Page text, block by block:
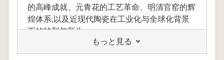
的高峰成就、元青花的工艺革命、明清官窑的辉
煌体系,以及近现代陶瓷在工业化与全球化背景
下的转型与新生。
もっと見る